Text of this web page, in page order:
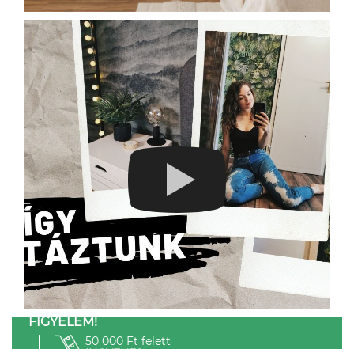
FIGYELEM!
50 000 Ft felett